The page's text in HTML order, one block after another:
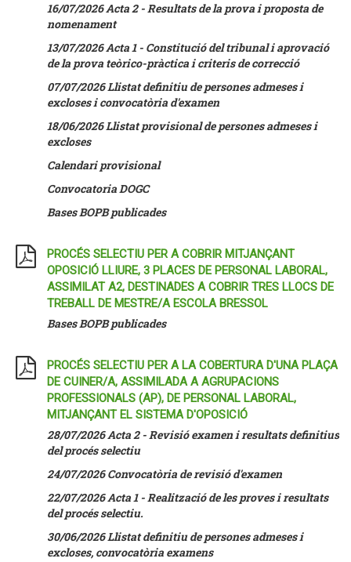
16/07/2026 Acta 2 - Resultats de la prova i proposta de
nomenament
13/07/2026 Acta 1 - Constitució del tribunal i aprovació
de la prova teòrico-pràctica i criteris de correcció
07/07/2026Llistat definitiu de persones admeses i
excloses i convocatòria d'examen
18/06/2026Llistat provisional de persones admeses i
excloses
Calendari provisional
Convocatoria DOGC
Bases BOPB publicades
PROCÉS SELECTIU PER A COBRIR MITJANÇANT
OPOSICIÓ LLIURE, 3 PLACES DE PERSONAL LABORAL,
ASSIMILAT A2, DESTINADES A COBRIR TRES LLOCS DE
TREBALL DE MESTRE/A ESCOLA BRESSOL
Bases BOPB publicades
PROCÉS SELECTIU PER A LA COBERTURA D'UNA PLAÇA
DE CUINER/A, ASSIMILADA A AGRUPACIONS
PROFESSIONALS (AP), DE PERSONAL LABORAL,
MITJANÇANT EL SISTEMA D'OPOSICIÓ
28/07/2026 Acta 2 - Revisió examen i resultats definitius
del procés selectiu
24/07/2026 Convocatòria de revisió d'examen
22/07/2026 Acta 1 - Realització de les proves i resultats
del procés selectiu.
30/06/2026 Llistat definitiu de persones admeses i
excloses, convocatòria examens